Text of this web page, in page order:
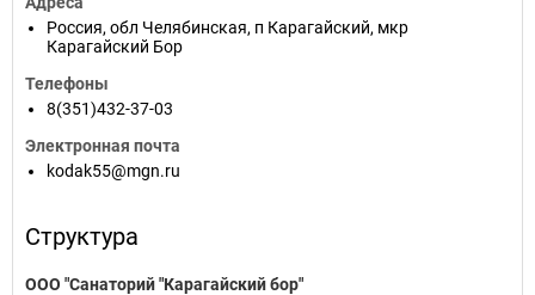
Россия, обл Челябинская, п Карагайский, мкр
Карагайский Бор
Телефоны
8(351)432-37-03
Электронная почта
kodak55@mgn.ru
Структура
ООО "Санаторий "Карагайский бор"